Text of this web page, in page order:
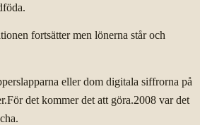
fortsätter men lönerna står och
eller dom digitala siffrorna på
det kommer det att göra.2008 var det